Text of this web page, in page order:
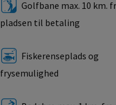
Golfbane max. 10 km.
pladsen til betaling
Fiskerenseplads og
frysemulighed